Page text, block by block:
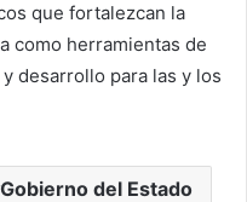
que fortalezcan la
como herramientas de
desarrollo para las y los
Gobierno del Estado